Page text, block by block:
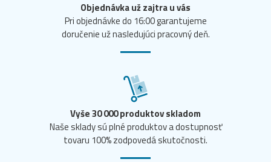
Objednávka už zajtra u vás
Pri objednávke do 16:00 garantujeme
doručenie už nasledujúci pracovný deň.
Vyše 30 000 produktov skladom
Naše sklady sú plné produktov a dostupnosť
tovaru 100% zodpovedá skutočnosti.